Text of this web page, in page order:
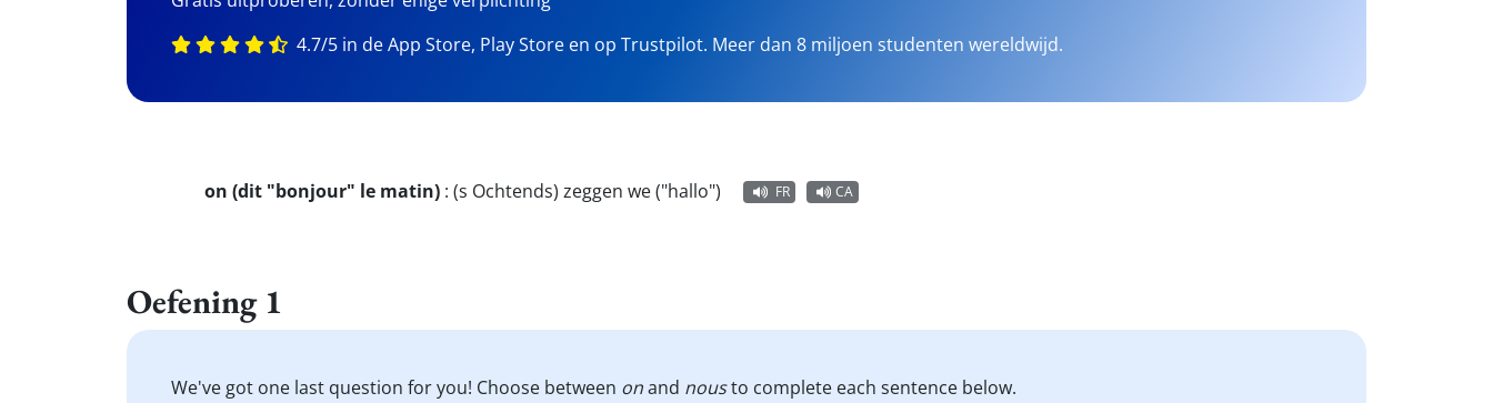
4.7/5 in de App Store, Play Store en op Trustpilot. Meer dan 8 miljoen studenten wereldwijd.
on (dit "bonjour" le matin) : (s Ochtends) zeggen we ("hallo") FR CA
Oefening 1
We've got one last question for you! Choose between onand nousto complete each sentence below.